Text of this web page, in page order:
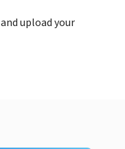
and upload your